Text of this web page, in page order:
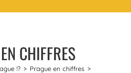
CHIFFRES
!? > Prague en chiffres >